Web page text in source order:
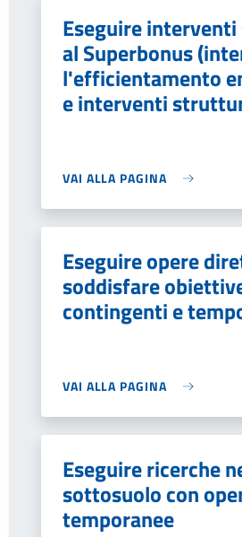
Eseguire
al Superbonus
l'efficientamento
e interventi
VAI ALLA PAGINA
Eseguire opere
soddisfare
contingenti e
VAI ALLA PAGINA
Eseguire ricerche
sottosuolo con
temporanee